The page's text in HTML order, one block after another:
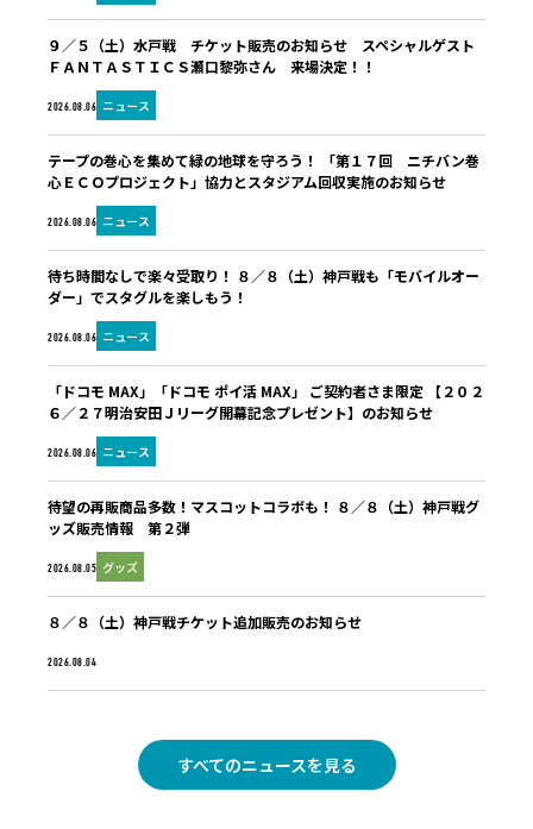
2026.08.06 ニュース
９／５（土）水戸戦 チケット販売のお知らせ スペシャルゲスト
ＦＡＮＴＡＳＴＩＣＳ瀬口黎弥さん 来場決定！！
2026.08.06 ニュース
テープの巻心を集めて緑の地球を守ろう！ 「第１７回 ニチバン巻
心ＥＣＯプロジェクト」協力とスタジアム回収実施のお知らせ
2026.08.06 ニュース
待ち時間なしで楽々受取り！ ８／８（土）神戸戦も「モバイルオー
ダー」でスタグルを楽しもう！
2026.08.06 ニュース
「ドコモ MAX」「ドコモ ポイ活 MAX」 ご契約者さま限定 【２０２
６／２７明治安田Ｊリーグ開幕記念プレゼント】のお知らせ
2026.08.05 グッズ
待望の再販商品多数！マスコットコラボも！ ８／８（土）神戸戦グ
ッズ販売情報 第２弾
2026.08.04
８／８（土）神戸戦チケット追加販売のお知らせ
すべてのニュースを見る